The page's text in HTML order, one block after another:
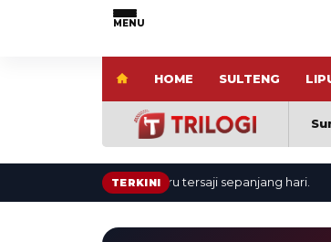
MENU
HOME SULTENG
TERKINI
cepat: berita terbaru tersaji sepanjang hari.